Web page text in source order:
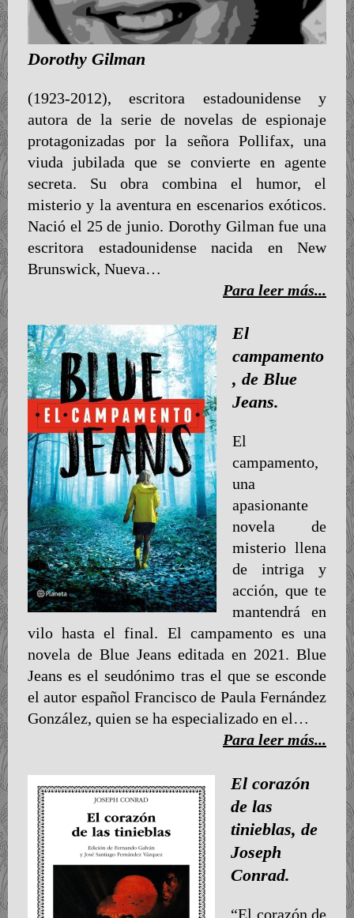
Dorothy Gilman
(1923-2012), escritora estadounidense y
autora de la serie de novelas de espionaje
protagonizadas por la señora Pollifax, una
viuda jubilada que se convierte en agente
secreta. Su obra combina el humor, el
misterio y la aventura en escenarios exóticos.
Nació el 25 de junio. Dorothy Gilman fue una
escritora estadounidense nacida en New
Brunswick, Nueva…
Para leer más...
El
campamento
, de Blue
Jeans.
El
campamento,
una
apasionante
novela de
misterio llena
de intriga y
acción, que te
mantendrá en
vilo hasta el final. El campamento es una
novela de Blue Jeans editada en 2021. Blue
Jeans es el seudónimo tras el que se esconde
el autor español Francisco de Paula Fernández
González, quien se ha especializado en el…
Para leer más...
El corazón
de las
tinieblas, de
Joseph
Conrad.
“El corazón de